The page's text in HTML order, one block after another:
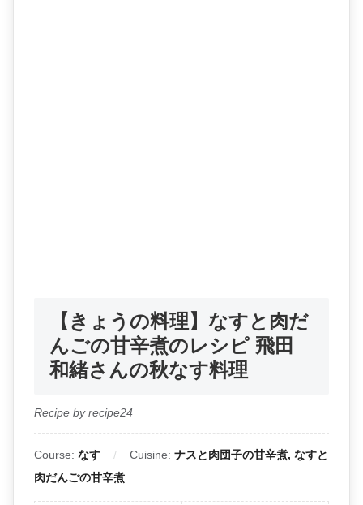
【きょうの料理】なすと肉だ
んごの甘辛煮のレシピ 飛田
和緒さんの秋なす料理
Recipe by recipe24
Course: なす Cuisine: ナスと肉団子の甘辛煮, なすと
肉だんごの甘辛煮